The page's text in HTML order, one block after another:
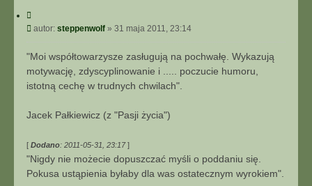
y
j
P
s
autor: steppenwolf » 31 maja 2011, 23:14
"Moi współtowarzysze zasługują na pochwałę. Wykazują
motywację, zdyscyplinowanie i ..... poczucie humoru,
istotną cechę w trudnych chwilach".
Jacek Pałkiewicz (z "Pasji życia")
[ Dodano: 2011-05-31, 23:17]
"Nigdy nie możecie dopuszczać myśli o poddaniu się.
Pokusa ustąpienia byłaby dla was ostatecznym wyrokiem".